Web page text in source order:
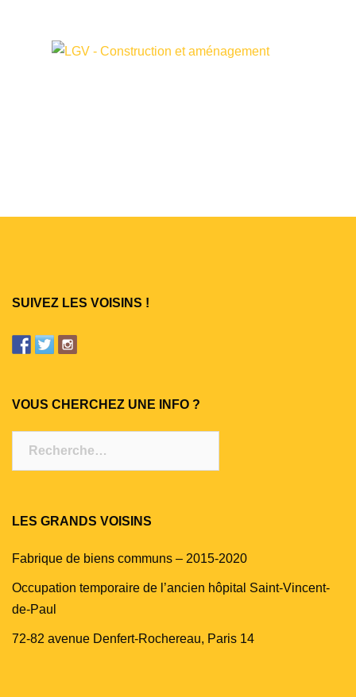
SUIVEZ LES VOISINS !
VOUS CHERCHEZ UNE INFO ?
LES GRANDS VOISINS
Fabrique de biens communs – 2015-2020
Occupation temporaire de l’ancien hôpital Saint-Vincent-
de-Paul
72-82 avenue Denfert-Rochereau, Paris 14